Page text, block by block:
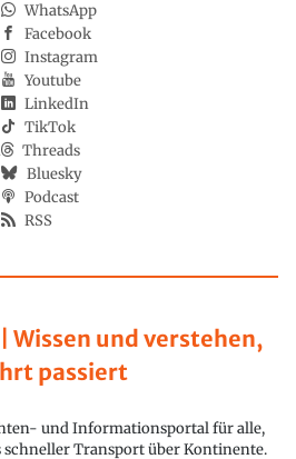
| Wissen und verstehen,
passiert
und Informationsportal für alle,
schneller Transport über Kontinente.
WhatsApp
Facebook
Instagram
Youtube
LinkedIn
TikTok
Threads
Bluesky
Podcast
RSS